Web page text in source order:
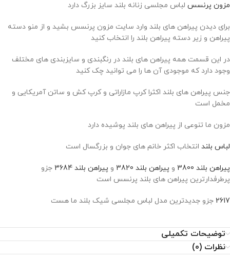
مزون پرنسس لباس مجلسی زنانه بلند سایز بزرگ دارد
برای دیدن پیراهن های بلند وارد سایت مزون پرنسس بشید و از منو دسته
پیراهن و زیر دسته پیراهن بلند را انتخاب کنید
در این قسمت همه پیراهن های بلند در رنگبندی و سایزبندی های مختلف
وجود دارد که موجودی آن ها را می توانید چک کنید
جنس پیراهن های بلند اکثرا کرپ مازاراتی و کرپ کش و ساتن آمریکایی و
مخمل است
مزون ما تنوعی از پیراهن های بلند پوشیده دارد
لباس بلند انتخاب اکثر خانم های جوان و بزرگسال است
پیراهن بلند 3800 و پیراهن بلند 3820 و پیراهن بلند 3684
جزو
پرطرفدارترین پیراهن های بلند پرنسس است
2617 جزو جدیدترین مدل لباس مجلسی شیک بلند ما هست
توضیحات تکمیلی
نظرات (0)